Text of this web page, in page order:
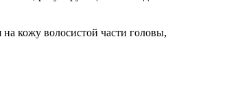
кожу волосистой части головы,